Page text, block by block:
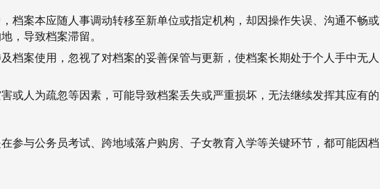
档案本应随人事调动转移至新单位或指定机构，却因操作失误、沟通不畅或
，导致档案滞留。
及档案使用，忽视了对档案的妥善保管与更新，使档案长期处于个人手中无人
害或人为疏忽等因素，可能导致档案丢失或严重损坏，无法继续发挥其应有的
参与公务员考试、跨地域落户购房、子女教育入学等关键环节，都可能因档